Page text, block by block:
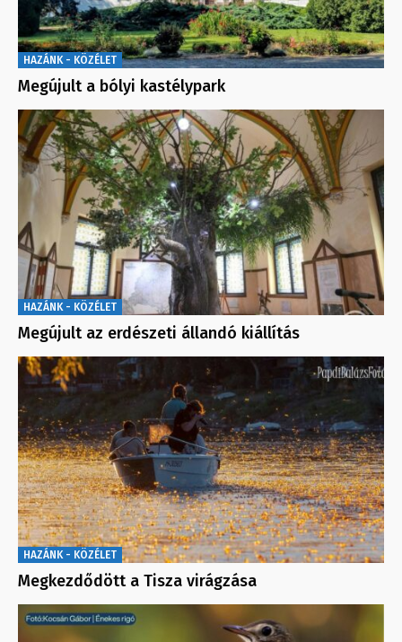
HAZÁNK - KÖZÉLET
Megújult a bólyi kastélypark
HAZÁNK - KÖZÉLET
Megújult az erdészeti állandó kiállítás
HAZÁNK - KÖZÉLET
Megkezdődött a Tisza virágzása